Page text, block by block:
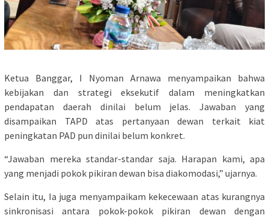
Ketua Banggar, I Nyoman Arnawa menyampaikan bahwa
kebijakan dan strategi eksekutif dalam meningkatkan
pendapatan daerah dinilai belum jelas. Jawaban yang
disampaikan TAPD atas pertanyaan dewan terkait kiat
peningkatan PAD pun dinilai belum konkret.
“Jawaban mereka standar-standar saja. Harapan kami, apa
yang menjadi pokok pikiran dewan bisa diakomodasi,” ujarnya.
Selain itu, Ia juga menyampaikam kekecewaan atas kurangnya
sinkronisasi antara pokok-pokok pikiran dewan dengan